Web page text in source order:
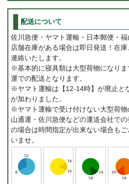
配送について
佐川急便・ヤマト運輸・日本郵便・
店舗在庫がある場合は即日発送！在
連絡いたします。
※基本的に寝具類は大型荷物になり
運での配送となります。
※ヤマト運輸は【12-14時】が廃止と
が加わりました。
※ヤマト運輸で受け付けない大型荷
山通運・佐川急便などの運送会社で
の場合は時間指定が出来ない場合も
いませ。